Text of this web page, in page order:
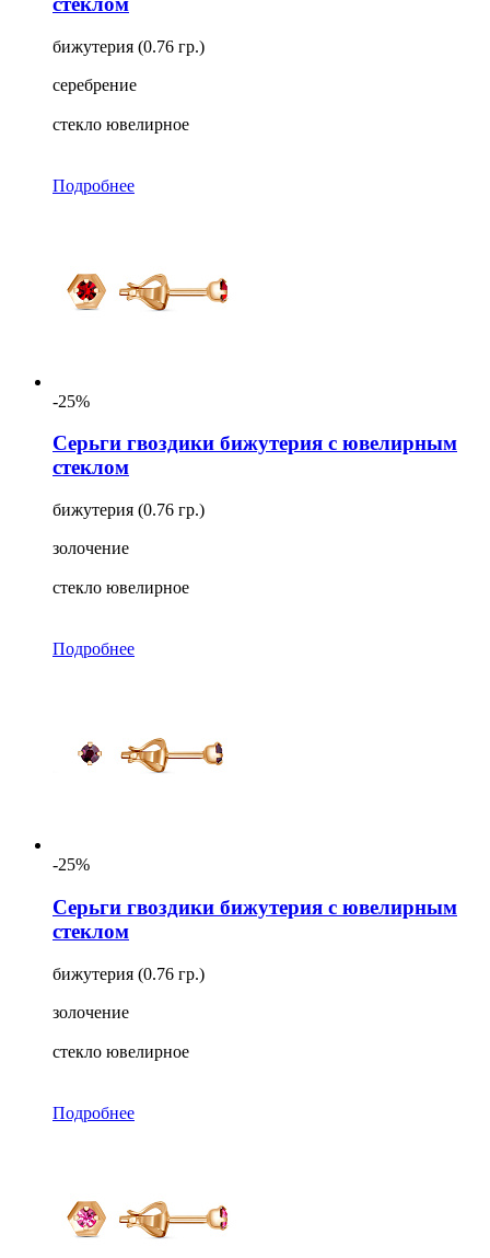
бижутерия (0.76 гр.)
серебрение
стекло ювелирное
Подробнее
-25%
Серьги гвоздики бижутерия с ювелирным
стеклом
бижутерия (0.76 гр.)
золочение
стекло ювелирное
Подробнее
-25%
Серьги гвоздики бижутерия с ювелирным
стеклом
бижутерия (0.76 гр.)
золочение
стекло ювелирное
Подробнее